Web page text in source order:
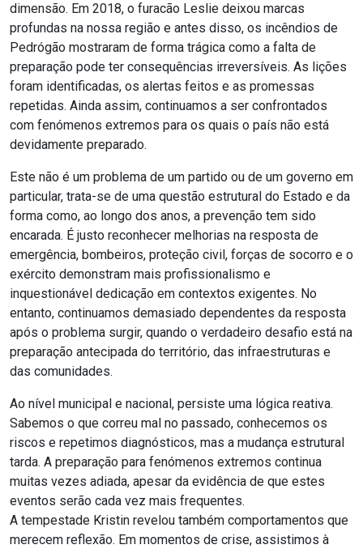
dimensão. Em 2018, o furacão Leslie deixou marcas
profundas na nossa região e antes disso, os incêndios de
Pedrógão mostraram de forma trágica como a falta de
preparação pode ter consequências irreversíveis. As lições
foram identificadas, os alertas feitos e as promessas
repetidas. Ainda assim, continuamos a ser confrontados
com fenómenos extremos para os quais o país não está
devidamente preparado.
Este não é um problema de um partido ou de um governo em
particular, trata-se de uma questão estrutural do Estado e da
forma como, ao longo dos anos, a prevenção tem sido
encarada. É justo reconhecer melhorias na resposta de
emergência, bombeiros, proteção civil, forças de socorro e o
exército demonstram mais profissionalismo e
inquestionável dedicação em contextos exigentes. No
entanto, continuamos demasiado dependentes da resposta
após o problema surgir, quando o verdadeiro desafio está na
preparação antecipada do território, das infraestruturas e
das comunidades.
Ao nível municipal e nacional, persiste uma lógica reativa.
Sabemos o que correu mal no passado, conhecemos os
riscos e repetimos diagnósticos, mas a mudança estrutural
tarda. A preparação para fenómenos extremos continua
muitas vezes adiada, apesar da evidência de que estes
eventos serão cada vez mais frequentes.
A tempestade Kristin revelou também comportamentos que
merecem reflexão. Em momentos de crise, assistimos à